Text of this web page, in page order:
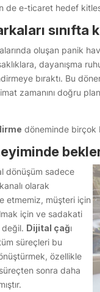
e-ticaret hedef kitlesi
sınıfta
oluşan panik
dayanışma
bıraktı. Bu
zamanını doğru
döneminde birçok
dönüşüm sadece
olarak
etmemiz, müşteri için
için ve sadakati
değil. Dijital çağı
süreçleri bu
özellikle
sonra daha